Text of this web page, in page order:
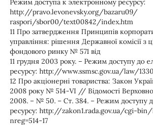
Режим доступа к электронному ресурсу:
http://pravo.levonevsky.org/bazaru09/
raspori/sbor00/text00842/index.htm
11 Про затвердження Принципів
управління: рішення Державної комісії з
фондового ринку № 571 від
11 грудня 2003 року. – Режим доступу до
ресурсу: http://www.ssmsc.gov.ua/law/
12 Про акціонерні товариства: Закон
2008 року № 514-VI // Відомості
2008. – № 50. – Ст. 384. – Режим доступу
ресурсу: http://zakon1.rada.gov.ua/cgi-
nreg=514-17